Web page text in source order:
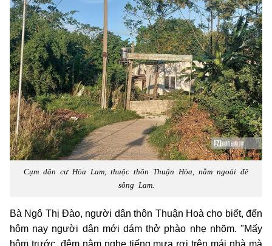
Cụm dân cư Hòa Lam, thuộc thôn Thuận Hòa, nằm ngoài đê
sông Lam.
Bà Ngô Thị Đào, người dân thôn Thuận Hoà cho biết, đến
hôm nay người dân mới dám thở phào nhẹ nhõm. "Mấy
hôm trước, đêm nằm nghe tiếng mưa rơi trên mái nhà mà